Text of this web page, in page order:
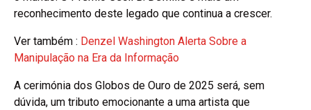
reconhecimento deste legado que continua a crescer.
Ver também : Denzel Washington Alerta Sobre a
Manipulação na Era da Informação
A cerimónia dos Globos de Ouro de 2025 será, sem
dúvida, um tributo emocionante a uma artista que